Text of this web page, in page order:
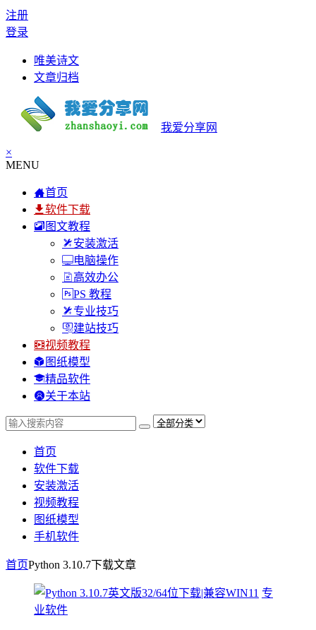
注册
登录
唯美诗文
文章归档
我爱分享网
×
MENU
首页
软件下载
图文教程
安装激活
电脑操作
高效办公
PS 教程
专业技巧
建站技巧
视频教程
图纸模型
精品软件
关于本站
首页
软件下载
安装激活
视频教程
图纸模型
手机软件
首页Python 3.10.7下载文章
专
业软件